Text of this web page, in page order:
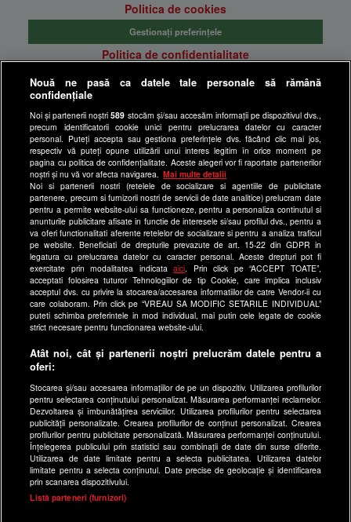
Politica de cookies
Gestionați preferințele
Politica de confidentialitate
Anunturi gratuite pe Lajumate.ro
Program Happy Channel
Echipa editorială
Site-uri Antena Group
a1.ro
antenastars.ro
as.ro
catine.ro
chefi.ro
deparinti.ro
medicool.ro
spynews.ro
useit.ro
retetefeldefel.ro
zutv.ro
Trends AntenaPLAY
AntenaPLAY
Acest site este creat si administrat de Digital Antena Group.
Nouă ne pasă ca datele tale personale să rămână
confidențiale
Noi și partenerii noștri589 stocăm și/sau accesăm informații pe dispozitivul dvs.,
precum identificatorii cookie unici pentru prelucrarea datelor cu caracter
personal. Puteți accepta sau gestiona preferințele dvs. făcând clic mai jos,
respectiv vă puteți opune utilizării unui interes legitim în orice moment pe
pagina cu politica de confidențialitate. Aceste alegeri vor fi raportate partenerilor
noștri și nu vă vor afecta navigarea.
Mai multe detalii
Noi si partenerii nostri (retelele de socializare si agentiile de publicitate
partenere, precum si furnizorii nostri de servicii de date analitice) prelucram date
pentru a permite website-ului sa functioneze, pentru a personaliza continutul si
anunturile publicitare afisate in functie de interesele si/sau profilul dvs., pentru a
va oferi functionalitati aferente retelelor de socializare si pentru a analiza traficul
pe website. Beneficiati de drepturile prevazute de art. 15-22 din GDPR in
legatura cu prelucrarea datelor cu caracter personal. Aceste drepturi pot fi
exercitate prin modalitatea indicataaici . Prin click pe “ACCEPT TOATE”,
acceptati folosirea tuturor Tehnologiilor de tip Cookie, care implica inclusiv
acceptul dvs. cu privire la stocarea/accesarea informatiilor de catre Vendor-ii cu
care colaboram. Prin click pe “VREAU SA MODIFIC SETARILE INDIVIDUAL”
puteti schimba preferintele in mod individual, mai putin cele legate de cookie
strict necesare pentru functionarea website-ului.
Atât noi, cât și partenerii noștri prelucrăm datele pentru a
oferi:
Stocarea și/sau accesarea informațiilor de pe un dispozitiv. Utilizarea profilurilor
pentru selectarea conținutului personalizat. Măsurarea performanței reclamelor.
Dezvoltarea și îmbunătățirea serviciilor. Utilizarea profilurilor pentru selectarea
publicității personalizate. Crearea profilurilor de conținut personalizat. Crearea
profilurilor pentru publicitate personalizată. Măsurarea performanței conținutului.
Înțelegerea publicului prin statistici sau combinații de date din surse diferite.
Utilizarea de date limitate pentru a selecta publicitatea. Utilizarea datelor
limitate pentru a selecta conținutul. Date precise de geolocație și identificarea
prin scanarea dispozitivului.
Listă parteneri (furnizori)